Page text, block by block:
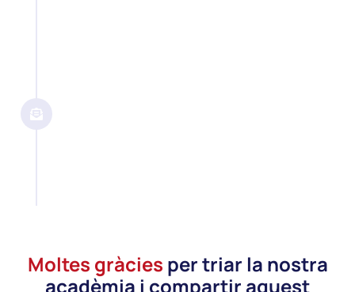
Moltes gràcies per triar la nostra
acadèmia i compartir aquest